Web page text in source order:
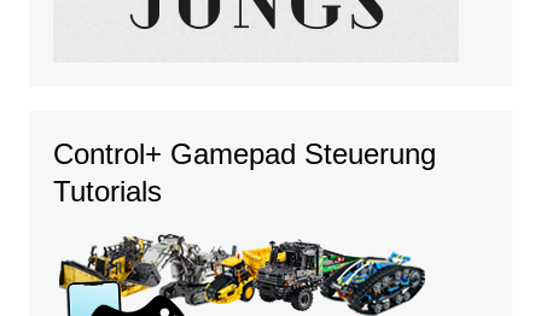
Control+ Gamepad Steuerung
Tutorials